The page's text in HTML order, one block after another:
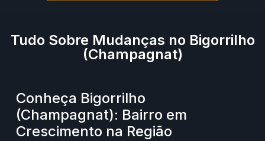
Tudo Sobre Mudanças no Bigorrilho
(Champagnat)
Conheça Bigorrilho
(Champagnat): Bairro em
Crescimento na Região